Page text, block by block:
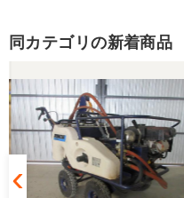
同カテゴリの新着商品